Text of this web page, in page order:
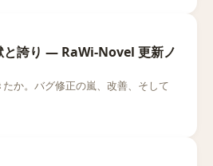
と誇り — RaWi-Novel 更新ノ
か。バグ修正の嵐、改善、そして